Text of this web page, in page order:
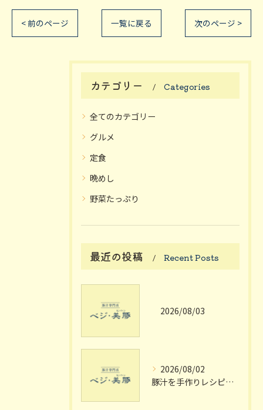
< 前のページ 一覧に戻る 次のページ >
カテゴリー Categories
全てのカテゴリー
グルメ
定食
晩めし
野菜たっぷり
最近の投稿 Recent Posts
2026/08/03
2026/08/02
豚汁を手作りレシピで極める大阪府枚方市宗谷流の失敗しない家庭の味